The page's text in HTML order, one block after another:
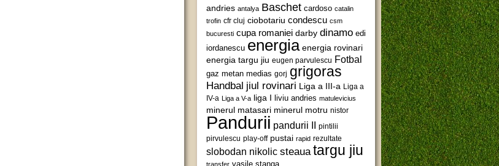
andries antalya Baschet cardoso catalin
trofin cfr cluj ciobotariu condescu csm
bucuresti cupa romaniei darby dinamo edi
iordanescu energia energia rovinari
energia targu jiu eugen parvulescu Fotbal
gaz metan medias gorj grigoras
Handbal jiul rovinari Liga a III-a Liga a
IV-a Liga a V-a liga I liviu andries matulevicius
minerul matasari minerul motru nistor
Pandurii pandurii II pintilii
pirvulescu play-off pustai rapid rezultate
slobodan nikolic steaua targu jiu
transfer vasile stanga